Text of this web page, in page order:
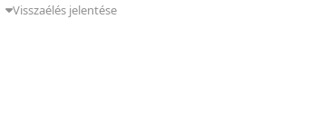
Visszaélés jelentése